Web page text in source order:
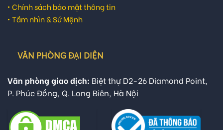
• Chính sách bảo mật thông tin
• Tầm nhìn & Sứ Mệnh
VĂN PHÒNG ĐẠI DIỆN
Văn phòng giao dịch: Biệt thự D2-26 Diamond Point,
P. Phúc Đồng, Q. Long Biên, Hà Nội